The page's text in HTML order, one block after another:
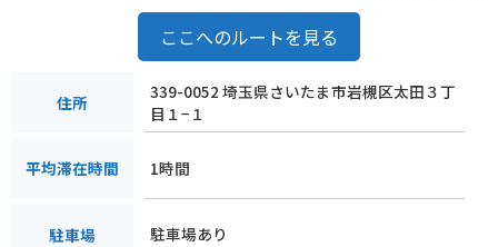
ここへのルートを見る
住所
339-0052 埼玉県さいたま市岩槻区太田３丁
目１−１
平均滞在時間 1時間
駐車場 駐車場あり